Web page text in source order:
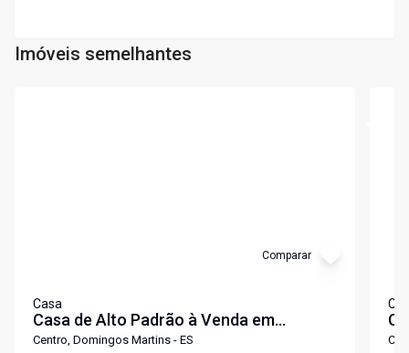
Imóveis semelhantes
Comparar
Casa
Casa de Alto Padrão à Venda em
Domingos Martins ES
Centro, Domingos Martins - ES
ES